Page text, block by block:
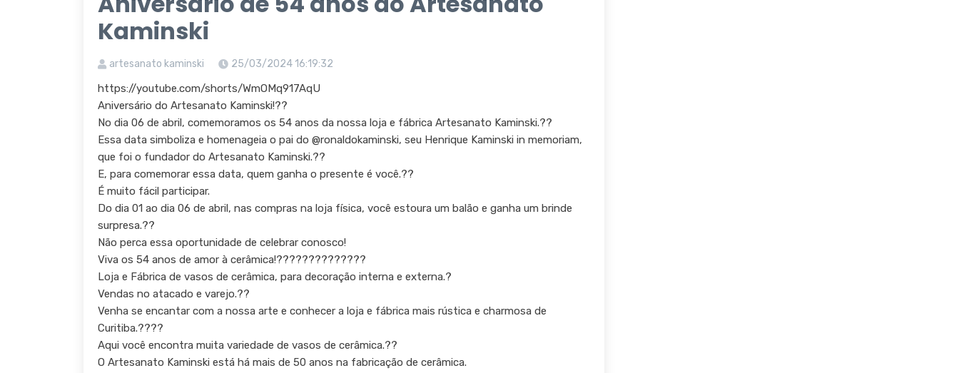
Kaminski
artesanato kaminski 25/03/2024 16:19:32
https://youtube.com/shorts/WmOMq917AqU
Aniversário do Artesanato Kaminski!??
No dia 06 de abril, comemoramos os 54 anos da nossa loja e fábrica Artesanato Kaminski.??
Essa data simboliza e homenageia o pai do @ronaldokaminski, seu Henrique Kaminski in memoriam,
que foi o fundador do Artesanato Kaminski.??
E, para comemorar essa data, quem ganha o presente é você.??
É muito fácil participar.
Do dia 01 ao dia 06 de abril, nas compras na loja física, você estoura um balão e ganha um brinde
surpresa.??
Não perca essa oportunidade de celebrar conosco!
Viva os 54 anos de amor à cerâmica!????????‍????‍??
Loja e Fábrica de vasos de cerâmica, para decoração interna e externa.?
Vendas no atacado e varejo.??
Venha se encantar com a nossa arte e conhecer a loja e fábrica mais rústica e charmosa de
Curitiba.????
Aqui você encontra muita variedade de vasos de cerâmica.??
O Artesanato Kaminski está há mais de 50 anos na fabricação de cerâmica.